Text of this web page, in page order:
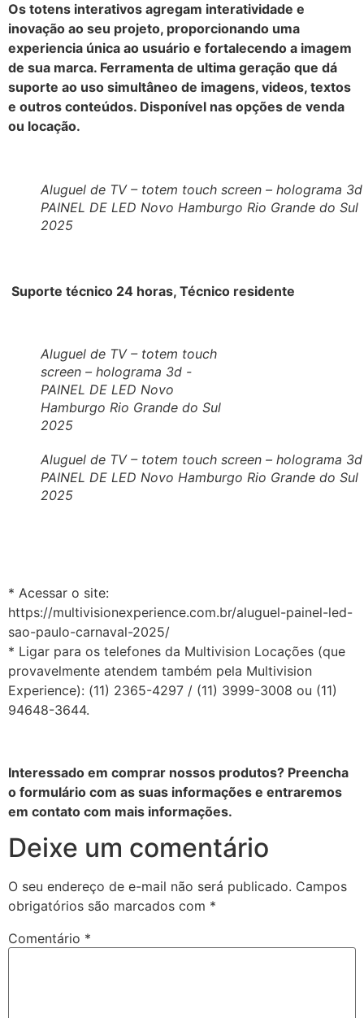
Os totens interativos agregam interatividade e
inovação ao seu projeto, proporcionando uma
experiencia única ao usuário e fortalecendo a imagem
de sua marca. Ferramenta de ultima geração que dá
suporte ao uso simultâneo de imagens, videos, textos
e outros conteúdos. Disponível nas opções de venda
ou locação.
Aluguel de TV – totem touch screen – holograma
PAINEL DE LED Novo Hamburgo Rio Grande do Sul
2025
Suporte técnico 24 horas, Técnico residente
Aluguel de TV – totem touch
screen – holograma 3d -
PAINEL DE LED Novo
Hamburgo Rio Grande do Sul
2025
Aluguel de TV – totem touch screen – holograma
PAINEL DE LED Novo Hamburgo Rio Grande do Sul
2025
* Acessar o site:
https://multivisionexperience.com.br/aluguel-painel-led-
sao-paulo-carnaval-2025/
* Ligar para os telefones da Multivision Locações (que
provavelmente atendem também pela Multivision
Experience): (11) 2365-4297 / (11) 3999-3008 ou (11)
94648-3644.
Interessado em comprar nossos produtos? Preencha
o formulário com as suas informações e entraremos
em contato com mais informações.
Deixe um comentário
O seu endereço de e-mail não será publicado. Campos
obrigatórios são marcados com *
Comentário *